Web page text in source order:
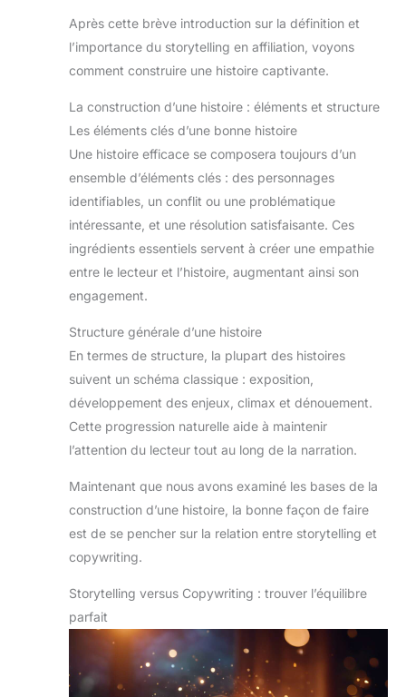
Après cette brève introduction sur la définition et
l’importance du storytelling en affiliation, voyons
comment construire une histoire captivante.
La construction d’une histoire : éléments et structure
Les éléments clés d’une bonne histoire
Une histoire efficace se composera toujours d’un
ensemble d’éléments clés : des personnages
identifiables, un conflit ou une problématique
intéressante, et une résolution satisfaisante. Ces
ingrédients essentiels servent à créer une empathie
entre le lecteur et l’histoire, augmentant ainsi son
engagement.
Structure générale d’une histoire
En termes de structure, la plupart des histoires
suivent un schéma classique : exposition,
développement des enjeux, climax et dénouement.
Cette progression naturelle aide à maintenir
l’attention du lecteur tout au long de la narration.
Maintenant que nous avons examiné les bases de la
construction d’une histoire, la bonne façon de faire
est de se pencher sur la relation entre storytelling et
copywriting.
Storytelling versus Copywriting : trouver l’équilibre
parfait